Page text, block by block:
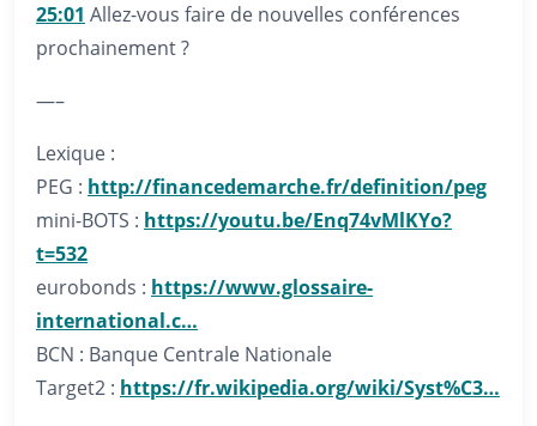
25:01 Allez-vous faire de nouvelles conférences
prochainement ?
—–
Lexique :
PEG : http://financedemarche.fr/definition/peg
mini-BOTS : https://youtu.be/Enq74vMlKYo?
t=532
eurobonds : https://www.glossaire-
international.c…
BCN : Banque Centrale Nationale
Target2 : https://fr.wikipedia.org/wiki/Syst%C3…